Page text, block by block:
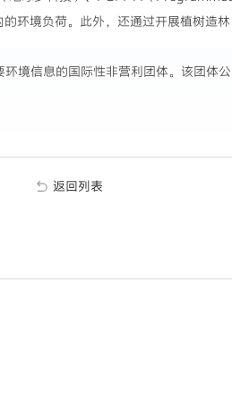
环境负荷。此外，还通过开展植树造
境信息的国际性非营利团体。该团体
返回列表